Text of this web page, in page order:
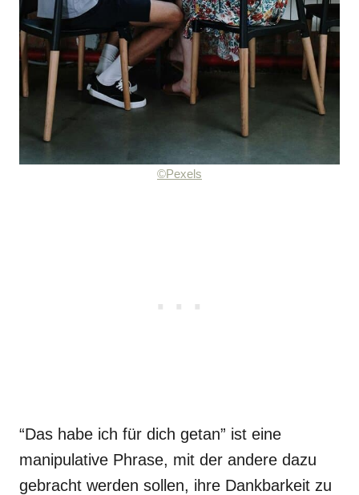
©Pexels
“Das habe ich für dich getan” ist eine
manipulative Phrase, mit der andere dazu
gebracht werden sollen, ihre Dankbarkeit zu